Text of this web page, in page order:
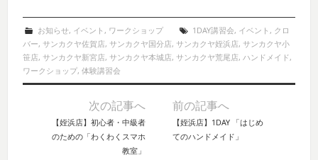
お知らせ, イベント , ワークショップ 1DAY講習会, イベント , クロ
バー, サンカクヤ佐賀店, サンカクヤ国分店, サンカクヤ姪浜店, サンカクヤ小
笹店, サンカクヤ新宮店, サンカクヤ本城店, サンカクヤ荒尾店, ハンドメイド,
ワークショップ,体験講習会
Post navigation
次の記事へ
【姪浜店】初心者・中級者
のための「わくわくスマホ
教室」
前の記事へ
【姪浜店】1DAY 「はじめ
てのハンドメイド」